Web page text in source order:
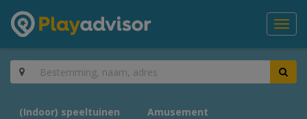
(Indoor) speeltuinen
Amusement